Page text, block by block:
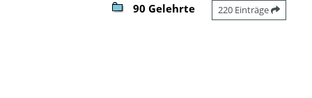
90 Gelehrte 220 Einträge